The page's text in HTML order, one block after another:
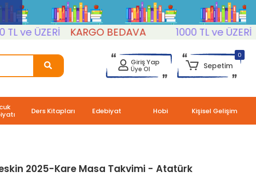
ve ÜZERİ KARGO BEDAVA 1000 TL ve ÜZERİ
Giriş Yap
Üye Ol
0
Sepetim
Ders Kitapları Edebiyat Hobi Kişisel Gelişim
2025-Kare Masa Takvimi - Atatürk